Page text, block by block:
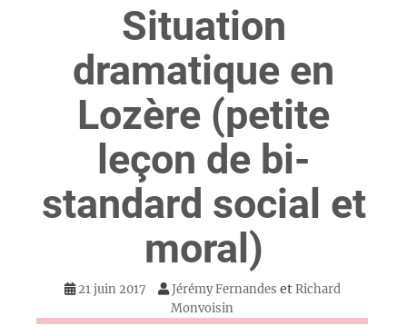
Situation
dramatique en
Lozère (petite
leçon de bi-
standard social et
moral)
21 juin 2017 Jérémy Fernandes etRichard
Monvoisin